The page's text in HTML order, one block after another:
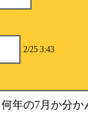
2/25 3:43
何年の7月か分か